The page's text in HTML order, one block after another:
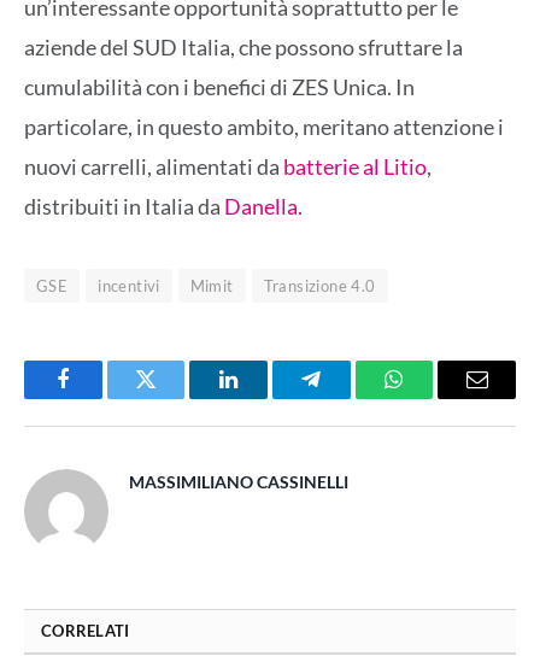
un’interessante opportunità soprattutto per le
aziende del SUD Italia, che possono sfruttare la
cumulabilità con i benefici di ZES Unica. In
particolare, in questo ambito, meritano attenzione i
nuovi carrelli, alimentati da batterie al Litio,
distribuiti in Italia da Danella.
GSE incentivi Mimit Transizione 4.0
FacebookTwitter LinkedInTelegramWhatsAppEmail
MASSIMILIANO CASSINELLI
CORRELATI